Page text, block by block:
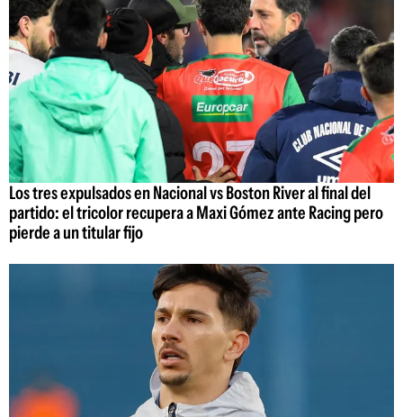
Los tres expulsados en Nacional vs Boston River al final del
partido: el tricolor recupera a Maxi Gómez ante Racing pero
pierde a un titular fijo